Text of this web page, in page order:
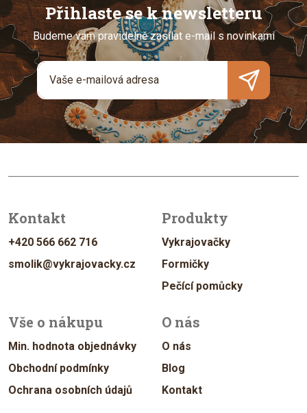
Přihlaste se k newsletteru
Budeme vám pravidelně zasílat e-mail s novinkami
Kontakt
+420 566 662 716
smolik@vykrajovacky.cz
Produkty
Vykrajovačky
Formičky
Pečící pomůcky
Vše o nákupu
Min. hodnota objednávky
Obchodní podmínky
Ochrana osobních údajů
O nás
O nás
Blog
Kontakt